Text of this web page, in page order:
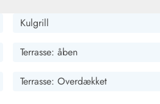
Kulgrill
Terrasse: åben
Terrasse: Overdækket